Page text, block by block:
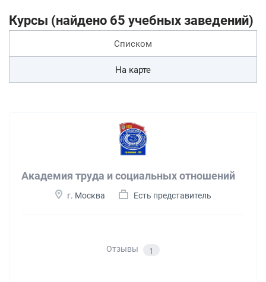
Курсы (найдено 65 учебных заведений)
Списком
На карте
Академия труда и социальных отношений
г. Москва Есть представитель
Отзывы 1